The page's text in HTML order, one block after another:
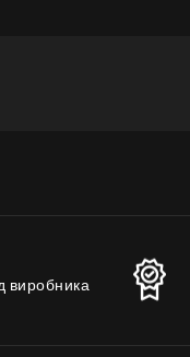
виробника